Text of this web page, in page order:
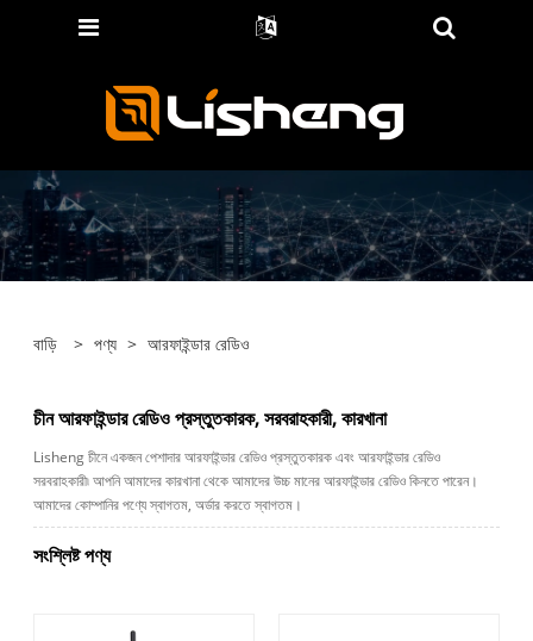
বাড়ি > পণ্য > আরফাইন্ডার রেডিও
চীন আরফাইন্ডার রেডিও প্রস্তুতকারক, সরবরাহকারী, কারখানা
Lisheng চীনে একজন পেশাদার আরফাইন্ডার রেডিও প্রস্তুতকারক এবং আরফাইন্ডার রেডিও
সরবরাহকারী৷ আপনি আমাদের কারখানা থেকে আমাদের উচ্চ মানের আরফাইন্ডার রেডিও কিনতে পারেন।
আমাদের কোম্পানির পণ্যে স্বাগতম, অর্ডার করতে স্বাগতম।
সংশ্লিষ্ট পণ্য